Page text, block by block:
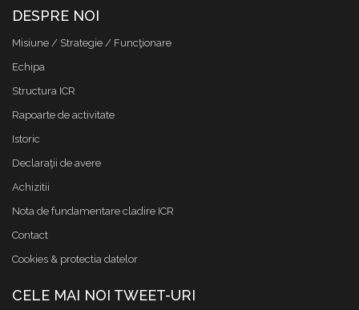
DESPRE NOI
Misiune / Strategie / Funcţionare
Echipa
Structura ICR
Rapoarte de activitate
Istoric
Declaraţii de avere
Achizitii
Nota de fundamentare cladire ICR
Contact
Cookies & protectia datelor
CELE MAI NOI TWEET-URI